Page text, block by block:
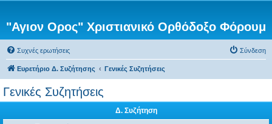
"Αγιον Ορος" Χριστιανικό Ορθόδοξο Φόρουμ
Συχνές ερωτήσεις Σύνδεση
Ευρετήριο Δ. Συζήτησης Γενικές Συζητήσεις
Γενικές Συζητήσεις
Δ. Συζήτηση